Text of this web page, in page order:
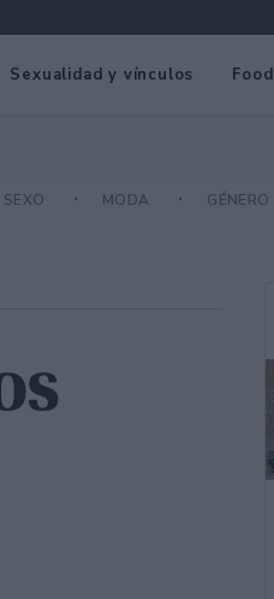
Sexualidad y vínculos Food
SEXO MODA GÉNERO